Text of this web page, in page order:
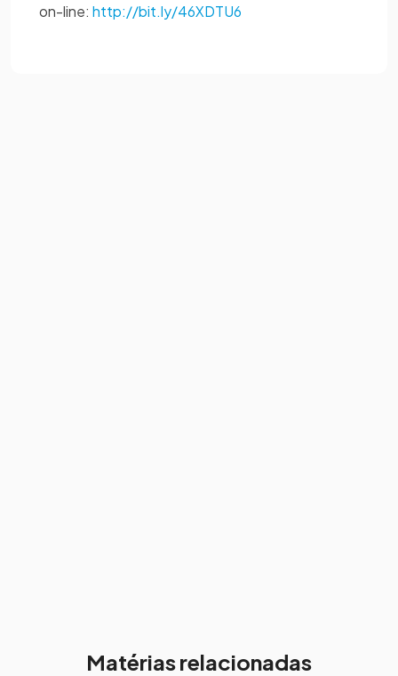
on-line: http://bit.ly/46XDTU6
Matérias relacionadas